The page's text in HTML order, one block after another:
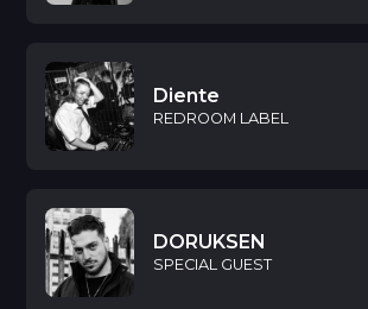
Diente
REDROOM LABEL
DORUKSEN
SPECIAL GUEST